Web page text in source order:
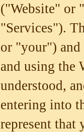
("Website" or
"Services").
or "your") and
and using the
understood,
entering into
represent that